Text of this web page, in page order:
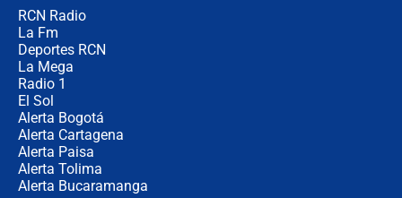
RCN Radio
La Fm
Deportes RCN
La Mega
Radio 1
El Sol
Alerta Bogotá
Alerta Cartagena
Alerta Paisa
Alerta Tolima
Alerta Bucaramanga